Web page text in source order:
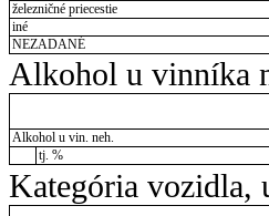
železničné priecestie
iné
NEZADANÉ
Alkohol u vinníka
Alkohol u vin. neh.
tj. %
Kategória vozidla,